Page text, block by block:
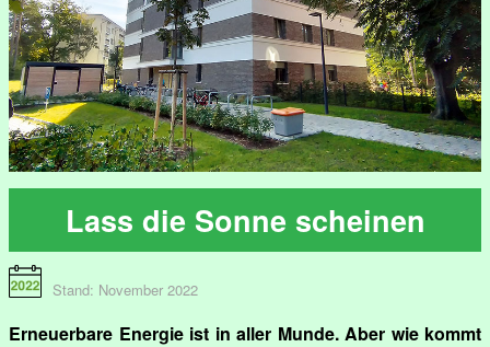
Lass die Sonne scheinen
Stand: November 2022
Erneuerbare Energie ist in aller Munde. Aber wie kommt